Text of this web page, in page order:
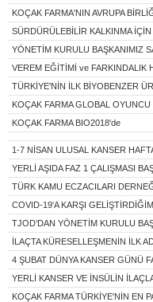
KOÇAK FARMA'NIN AVRUPA
SÜRDÜRÜLEBİLİR KALKINMA İÇİN
YÖNETİM KURULU BAŞKANIMIZ
VEREM EĞİTİMİ ve FARKINDALIK
TÜRKİYE'NİN İLK BİYOBENZER
KOÇAK FARMA GLOBAL OYUNCU
KOÇAK FARMA BIO2018'de
1-7 NİSAN ULUSAL KANSER
YERLİ AŞIDA FAZ 1 ÇALIŞMASI
TÜRK KAMU ECZACILARI
COVID-19'A KARŞI
TJOD’DAN YÖNETİM KURULU
İLAÇTA KÜRESELLEŞMENİN İLK
4 ŞUBAT DÜNYA KANSER GÜNÜ
YERLİ KANSER VE İNSÜLİN
KOÇAK FARMA TÜRKİYE'NİN EN